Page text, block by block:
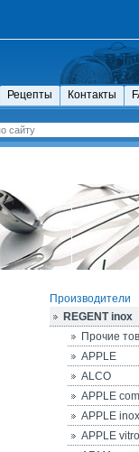
Рецепты Контакты
Производители
REGENT inox
Прочие
APPLE
ALCO
APPLE
APPLE inox
APPLE vitro